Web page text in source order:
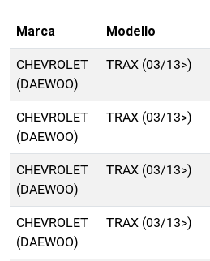
Marca Modello
CHEVROLET
(DAEWOO)
TRAX (03/13>)
CHEVROLET
(DAEWOO)
TRAX (03/13>)
CHEVROLET
(DAEWOO)
TRAX (03/13>)
CHEVROLET
(DAEWOO)
TRAX (03/13>)